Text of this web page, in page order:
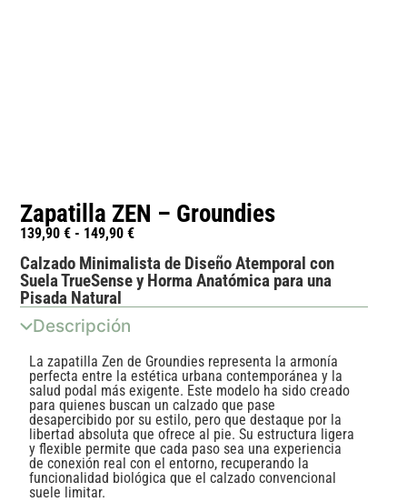
Zapatilla ZEN – Groundies
139,90€ - 149,90€
Calzado Minimalista de Diseño Atemporal con
Suela TrueSense y Horma Anatómica para una
Pisada Natural
Descripción
La zapatilla Zen de Groundies representa la armonía
perfecta entre la estética urbana contemporánea y la
salud podal más exigente. Este modelo ha sido creado
para quienes buscan un calzado que pase
desapercibido por su estilo, pero que destaque por la
libertad absoluta que ofrece al pie. Su estructura ligera
y flexible permite que cada paso sea una experiencia
de conexión real con el entorno, recuperando la
funcionalidad biológica que el calzado convencional
suele limitar.